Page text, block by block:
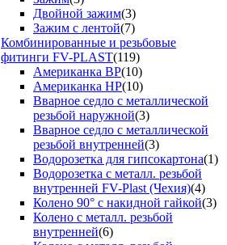
Двойной зажим(3)
Зажим с лентой(7)
Комбинированные и резьбовые
фитинги FV-PLAST(119)
Американка ВР(10)
Американка НР(10)
Вварное седло с металлической
резьбой наружной(3)
Вварное седло с металлической
резьбой внутренней(3)
Водорозетка для гипсокартона(1)
Водорозетка с металл. резьбой
внутренней FV-Plast (Чехия)(4)
Колено 90° с накидной гайкой(3)
Колено с металл. резьбой
внутренней(6)